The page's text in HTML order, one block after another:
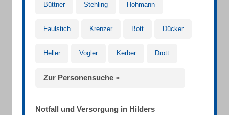
Büttner Stehling Hohmann
Faulstich Krenzer Bott Dücker
Heller Vogler Kerber Drott
Zur Personensuche »
Notfall und Versorgung in Hilders